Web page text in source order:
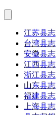
江苏县志
台湾县志
安徽县志
江西县志
浙江县志
山东县志
福建县志
上海县志